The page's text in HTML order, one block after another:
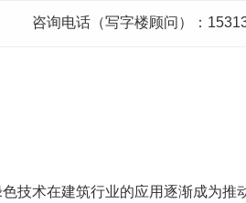
咨询电话（写字楼顾问）：
技术在建筑行业的应用逐渐成为推